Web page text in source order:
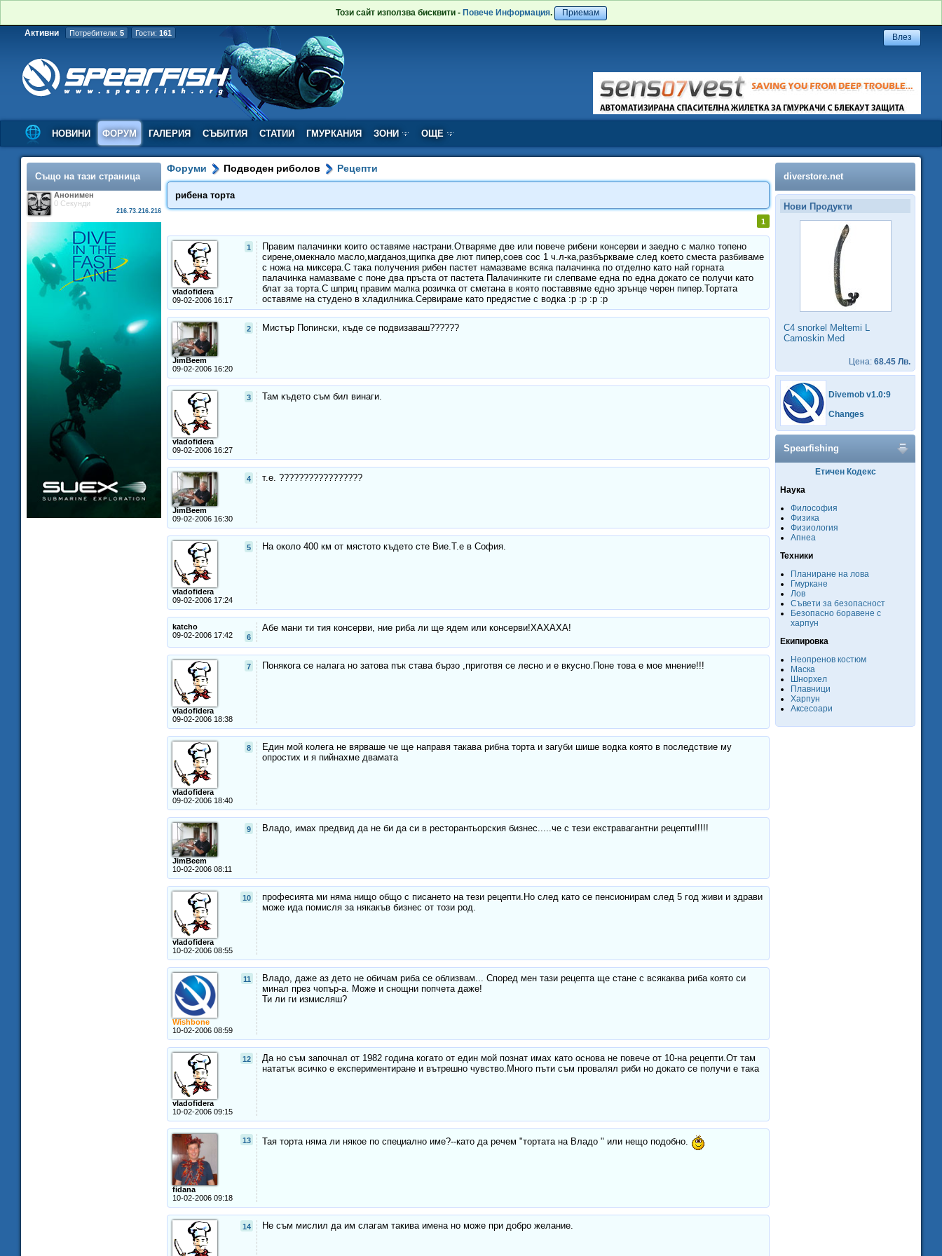
Този сайт използва бисквити - Повече Информация. Приемам
Активни Потребители: 5 Гости: 161
НОВИНИ ФОРУМ ГАЛЕРИЯ СЪБИТИЯ СТАТИИ ГМУРКАНИЯ ЗОНИ ОЩЕ
Също на тази страница
Анонимен
0 Секунди
216.73.216.216
Форуми Подводен риболов Рецепти
рибена торта
1
1
vladofidera
09-02-2006 16:17
Правим палачинки които оставяме настрани.Отваряме две или повече рибени консерви и заедно с малко топено
сирене,омекнало масло,магданоз,щипка две лют пипер,соев сос 1 ч.л-ка,разбъркваме след което сместа разбиваме
с ножа на миксера.С така получения рибен пастет намазваме всяка палачинка по отделно като най горната
палачинка намазваме с поне два пръста от пастета Палачинките ги слепваме една по една докато се получи като
блат за торта.С шприц правим малка розичка от сметана в която поставвяме едно зрънце черен пипер.Тортата
оставяме на студено в хладилника.Сервираме като предястие с водка :p :p :p :p
2
JimBeem
09-02-2006 16:20
Мистър Попински, къде се подвизаваш??????
3
vladofidera
09-02-2006 16:27
Там където съм бил винаги.
4
JimBeem
09-02-2006 16:30
т.е. ?????????????????
5
vladofidera
09-02-2006 17:24
На около 400 км от мястото където сте Вие.Т.е в София.
katcho
6
09-02-2006 17:42
Абе мани ти тия консерви, ние риба ли ще ядем или консерви!ХАХАХА!
7
vladofidera
09-02-2006 18:38
Понякога се налага но затова пък става бързо ,приготвя се лесно и е вкусно.Поне това е мое мнение!!!
8
vladofidera
09-02-2006 18:40
Един мой колега не вярваше че ще направя такава рибна торта и загуби шише водка която в последствие му
опростих и я пийнахме двамата
9
JimBeem
10-02-2006 08:11
Владо, имах предвид да не би да си в ресторантьорския бизнес.....че с тези екстравагантни рецепти!!!!!
10
vladofidera
10-02-2006 08:55
професията ми няма нищо общо с писането на тези рецепти.Но след като се пенсионирам след 5 год живи и здрави
може ида помисля за някакъв бизнес от този род.
11
Wishbone
10-02-2006 08:59
Владо, даже аз дето не обичам риба се облизвам... Според мен тази рецепта ще стане с всякаква риба която си
минал през чопър-а. Може и снощни попчета даже!
Ти ли ги измисляш?
12
vladofidera
10-02-2006 09:15
Да но съм започнал от 1982 година когато от един мой познат имах като основа не повече от 10-на рецепти.От там
нататък всичко е експериментиране и вътрешно чувство.Много пъти съм провалял риби но докато се получи е така
13
fidana
10-02-2006 09:18
Тая торта няма ли някое по специално име?--като да речем "тортата на Владо " или нещо подобно.
14 Не съм мислил да им слагам такива имена но може при добро желание.
diverstore.net
Нови Продукти
C4 snorkel Meltemi L
Camoskin Med
Цена: 68.45 Лв.
Divemob v1.0:9
Changes
Spearfishing
Етичен Кодекс
Наука
Философия
Физика
Физиология
Апнеа
Техники
Планиране на лова
Гмуркане
Лов
Съвети за безопасност
Безопасно боравене с
харпун
Екипировка
Неопренов костюм
Маска
Шнорхел
Плавници
Харпун
Аксесоари